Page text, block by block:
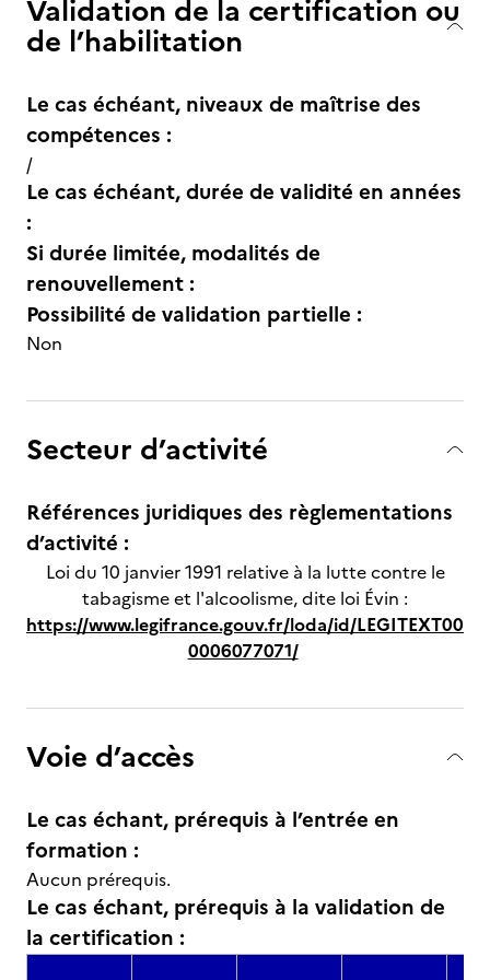
Validation de la certification ou
de l’habilitation
Le cas échéant, niveaux de maîtrise des
compétences :
/
Le cas échéant, durée de validité en années
:
Si durée limitée, modalités de
renouvellement :
Possibilité de validation partielle :
Non
Secteur d’activité
Références juridiques des règlementations
d’activité :
Loi du 10 janvier 1991 relative à la lutte contre le
tabagisme et l'alcoolisme, dite loi Évin :
https://www.legifrance.gouv.fr/loda/id/LEGITEXT00
0006077071/
Voie d’accès
Le cas échant, prérequis à l’entrée en
formation :
Aucun prérequis.
Le cas échant, prérequis à la validation de
la certification :